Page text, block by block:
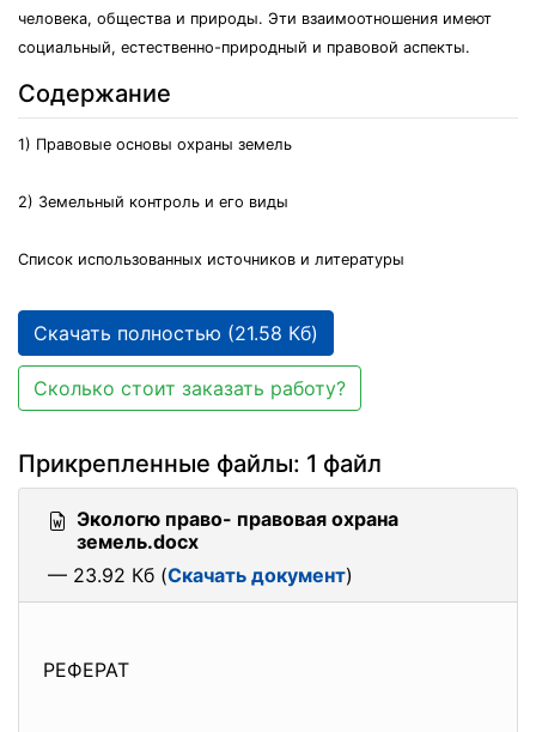
человека, общества и природы. Эти взаимоотношения имеют
социальный, естественно-природный и правовой аспекты.
Содержание
1) Правовые основы охраны земель
2) Земельный контроль и его виды
Список использованных источников и литературы
Скачать полностью (21.58 Кб)
Сколько стоит заказать работу?
Прикрепленные файлы: 1 файл
Экологю право- правовая охрана
земель.docx
— 23.92 Кб (Скачать документ)
РЕФЕРАТ